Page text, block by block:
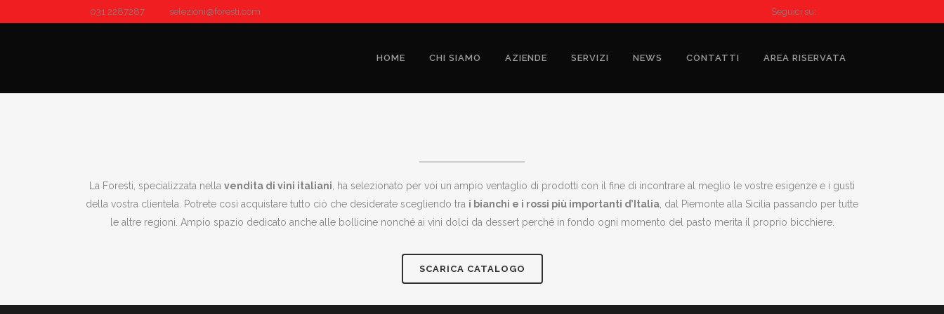
031 2287287 selezioni@foresti.com Seguici su:
HOME CHI SIAMO AZIENDE SERVIZI NEWS CONTATTI AREA RISERVATA
La Foresti, specializzata nella vendita di vini italiani , ha selezionato per voi un ampio ventaglio di prodotti con il fine di incontrare al meglio le vostre esigenze e i gusti
della vostra clientela. Potrete così acquistare tutto ciò che desiderate scegliendo tra i bianchi e i rossi più importanti d’Italia , dal Piemonte alla Sicilia passando per tutte
le altre regioni. Ampio spazio dedicato anche alle bollicine nonché ai vini dolci da dessert perché in fondo ogni momento del pasto merita il proprio bicchiere.
SCARICA CATALOGO